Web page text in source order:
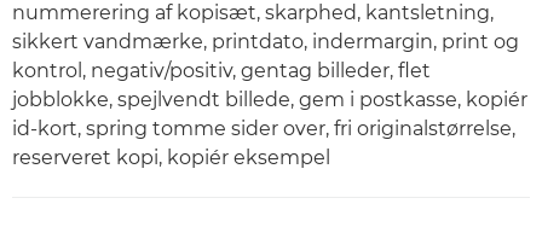
nummerering af kopisæt, skarphed, kantsletning,
sikkert vandmærke, printdato, indermargin, print og
kontrol, negativ/positiv, gentag billeder, flet
jobblokke, spejlvendt billede, gem i postkasse, kopiér
id-kort, spring tomme sider over, fri originalstørrelse,
reserveret kopi, kopiér eksempel